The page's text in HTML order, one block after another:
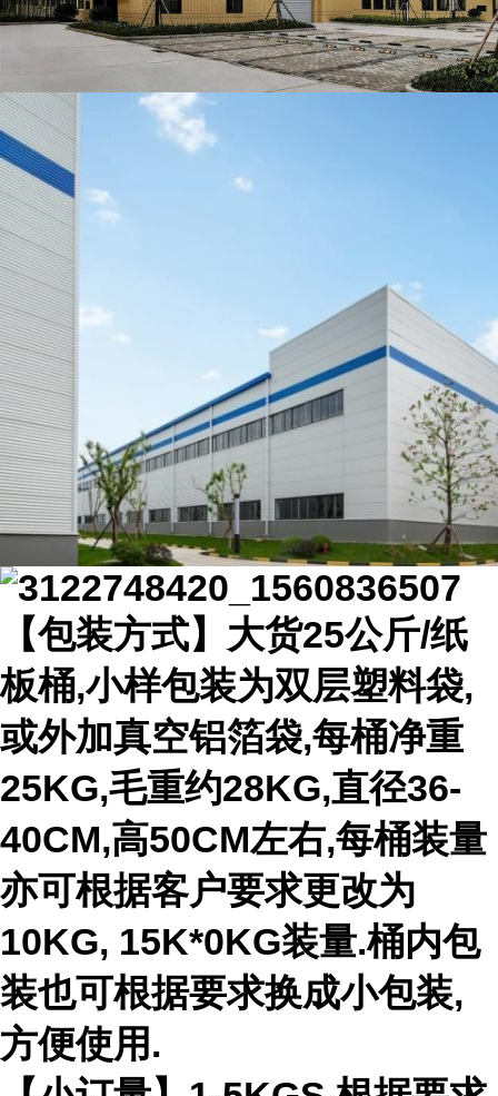
【包装方式】大货25公斤/纸
板桶,小样包装为双层塑料袋,
或外加真空铝箔袋,每桶净重
25KG,毛重约28KG,直径36-
40CM,高50CM左右,每桶装量
亦可根据客户要求更改为
10KG, 15K*0KG装量.桶内包
装也可根据要求换成小包装,
方便使用.